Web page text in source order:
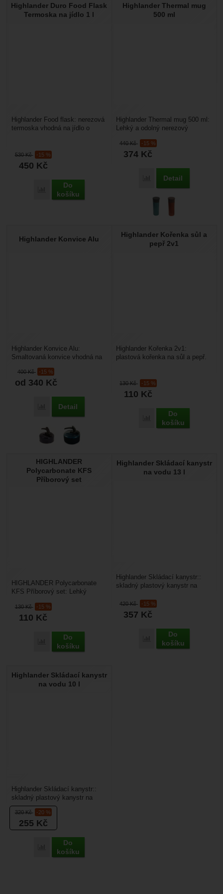
Highlander Duro Food Flask
Termoska na jídlo 1 l
530Kč -15 %
450 Kč
Přidat 'Highlander Duro Food Flask Termoska na jídlo 1 l' k
Do
košíku
Highlander Food flask: nerezová
termoska vhodná na jídlo o
Highlander Thermal mug
500 ml
440Kč -15 %
374 Kč
Přidat 'Highlander
Detail
Highlander Thermal mug 500 ml:
Lehký a odolný nerezový
se na cestování,...
Highlander Konvice Alu
400Kč -15 %
od 340 Kč
Přidat 'Highlander Konvice Alu' k porovnání
Detail
Highlander Konvice Alu:
Smaltovaná konvice vhodná na
Snadno si připravíte...
Highlander Kořenka sůl a
pepř 2v1
130Kč -15 %
110 Kč
Přidat 'Highlander
Do
košíku
Highlander Kořenka 2v1:
plastová kořenka na sůl a pepř.
HIGHLANDER
Polycarbonate KFS
Příborový set
130Kč -15 %
110 Kč
Přidat 'HIGHLANDER Polycarbonate KFS Příborový set' k
Do
košíku
HIGHLANDER Polycarbonate
KFS Příborový set: Lehký
polykarbonu. Sada obsahuje...
Highlander Skládací kanystr
na vodu 13 l
420Kč -15 %
357 Kč
Přidat 'Highlander
Do
košíku
Highlander Skládací kanystr::
skladný plastový kanystr na
má kohoutek...
Highlander Skládací kanystr
na vodu 10 l
320Kč -20 %
255 Kč
Přidat 'Highlander Skládací kanystr na vodu 10 l' k porovnání
Do
košíku
Highlander Skládací kanystr::
skladný plastový kanystr na
vodu o objemu 10 litrů. Kanystr
má kohoutek...